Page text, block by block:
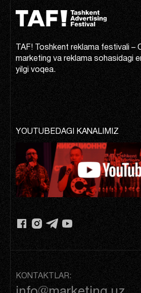
TAF! Toshkent reklama festivali –
marketing va reklama sohasidagi
yilgi voqea.
YOUTUBEDAGI KANALIMIZ
KONTAKTLAR: